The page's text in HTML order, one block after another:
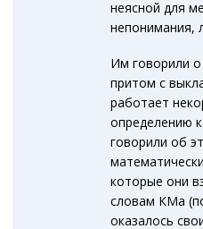
неясной для
непонимания,
Им говорили
притом с
работает
определению
говорили об
которые они
словам КМа
оказалось